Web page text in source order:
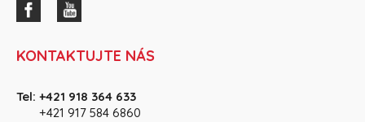
KONTAKTUJTE NÁS
Tel: +421 918 364 633
+421 917 584 6860